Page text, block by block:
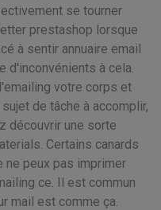
se tourner
prestashop lorsque
à sentir annuaire email
d'inconvénients à cela.
votre corps et
de tâche à accomplir,
découvrir une sorte
Certains canards
ne peux pas imprimer
ce. Il est commun
mail est comme ça.